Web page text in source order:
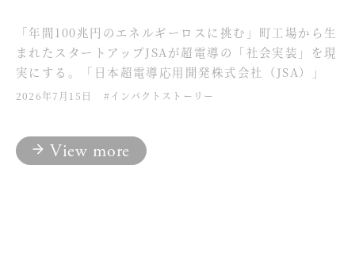
「年間100兆円のエネルギーロスに挑む」町工場から生
まれたスタートアップJSAが超電導の「社会実装」を現
実にする。「日本超電導応用開発株式会社（JSA）」
2026年7月15日 #インパクトストーリー
View more